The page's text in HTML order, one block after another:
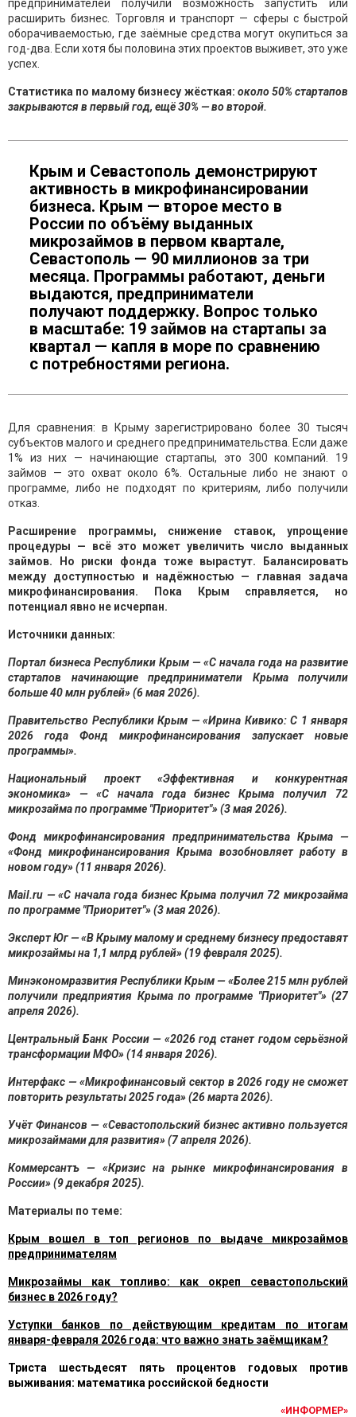
предпринимателей получили возможность запустить или
расширить бизнес. Торговля и транспорт — сферы с быстрой
оборачиваемостью, где заёмные средства могут окупиться за
год-два. Если хотя бы половина этих проектов выживет, это уже
успех.
Статистика по малому бизнесу жёсткая: около 50% стартапов
закрываются в первый год, ещё 30% — во второй.
Крым и Севастополь демонстрируют
активность в микрофинансировании
бизнеса. Крым — второе место в
России по объёму выданных
микрозаймов в первом квартале,
Севастополь — 90 миллионов за три
месяца. Программы работают, деньги
выдаются, предприниматели
получают поддержку. Вопрос только
в масштабе: 19 займов на стартапы за
квартал — капля в море по сравнению
с потребностями региона.
Для сравнения: в Крыму зарегистрировано более 30 тысяч
субъектов малого и среднего предпринимательства. Если даже
1% из них — начинающие стартапы, это 300 компаний. 19
займов — это охват около 6%. Остальные либо не знают о
программе, либо не подходят по критериям, либо получили
отказ.
Расширение программы, снижение ставок, упрощение
процедуры — всё это может увеличить число выданных
займов. Но риски фонда тоже вырастут. Балансировать
между доступностью и надёжностью — главная задача
микрофинансирования. Пока Крым справляется, но
потенциал явно не исчерпан.
Источники данных:
Портал бизнеса Республики Крым — «С начала года на развитие
стартапов начинающие предприниматели Крыма получили
больше 40 млн рублей» (6 мая 2026).
Правительство Республики Крым — «Ирина Кивико: С 1 января
2026 года Фонд микрофинансирования запускает новые
программы».
Национальный проект «Эффективная и конкурентная
экономика» — «С начала года бизнес Крыма получил 72
микрозайма по программе "Приоритет"» (3 мая 2026).
Фонд микрофинансирования предпринимательства Крыма —
«Фонд микрофинансирования Крыма возобновляет работу в
новом году» (11 января 2026).
Mail.ru — «С начала года бизнес Крыма получил 72 микрозайма
по программе "Приоритет"» (3 мая 2026).
Эксперт Юг — «В Крыму малому и среднему бизнесу предоставят
микрозаймы на 1,1 млрд рублей» (19 февраля 2025).
Минэкономразвития Республики Крым — «Более 215 млн рублей
получили предприятия Крыма по программе "Приоритет"» (27
апреля 2026).
Центральный Банк России — «2026 год станет годом серьёзной
трансформации МФО» (14 января 2026).
Интерфакс — «Микрофинансовый сектор в 2026 году не сможет
повторить результаты 2025 года» (26 марта 2026).
Учёт Финансов — «Севастопольский бизнес активно пользуется
микрозаймами для развития» (7 апреля 2026).
Коммерсантъ — «Кризис на рынке микрофинансирования в
России» (9 декабря 2025).
Материалы по теме:
Крым вошел в топ регионов по выдаче микрозаймов
предпринимателям
Микрозаймы как топливо: как окреп севастопольский
бизнес в 2026 году?
Уступки банков по действующим кредитам по итогам
января-февраля 2026 года: что важно знать заёмщикам?
Триста шестьдесят пять процентов годовых против
выживания: математика российской бедности
«ИНФОРМЕР»